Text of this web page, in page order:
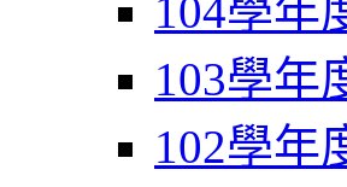
104學年
103學年
102學年